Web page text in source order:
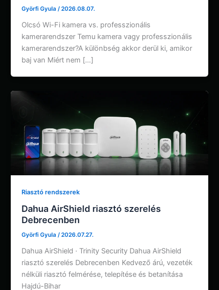
Györfi Gyula/2026.08.07.
Olcsó Wi-Fi kamera vs. professzionális
kamerarendszer Temu kamera vagy professzionális
kamerarendszer?A különbség akkor derül ki, amikor
baj van Miért nem […]
Riasztó rendszerek
Dahua AirShield riasztó szerelés
Debrecenben
Györfi Gyula/2026.07.27.
Dahua AirShield · Trinity Security Dahua AirShield
riasztó szerelés Debrecenben Kedvező árú, vezeték
nélküli riasztó felmérése, telepítése és betanítása
Hajdú-Bihar